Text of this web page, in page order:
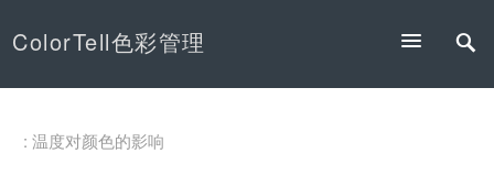
ColorTell色彩管理
: 温度对颜色的影响